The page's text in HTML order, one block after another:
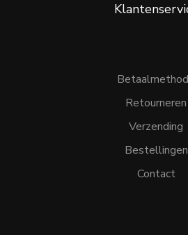
Retourneren
Verzending
Bestellingen
Contact